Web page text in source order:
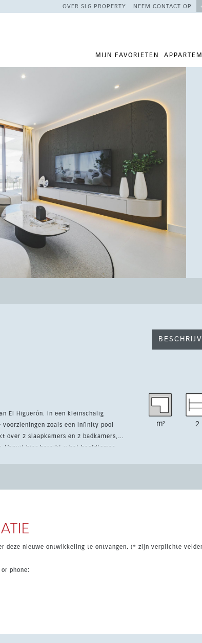
OVER SLG PROPERTY NEEM CONTACT OP
MIJN FAVORIETEN
El Higuerón. In een kleinschalig
zoals een infinity pool
Vanuit hier bereikt u het hoofdterras
m² 2
deze nieuwe ontwikkeling te ontvangen. (* zijn verplichte
or phone: